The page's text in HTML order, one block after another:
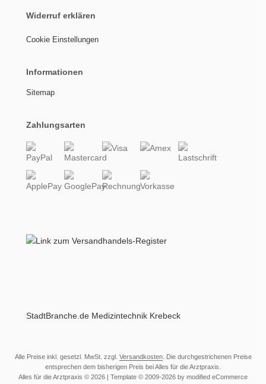
Widerruf erklären
Cookie Einstellungen
Informationen
Sitemap
Zahlungsarten
StadtBranche.de Medizintechnik Krebeck
Alle Preise inkl. gesetzl. MwSt. zzgl. Versandkosten. Die durchgestrichenen Preise
entsprechen dem bisherigen Preis bei Alles für die Arztpraxis.
Alles für die Arztpraxis © 2026 | Template © 2009-2026 by modified eCommerce